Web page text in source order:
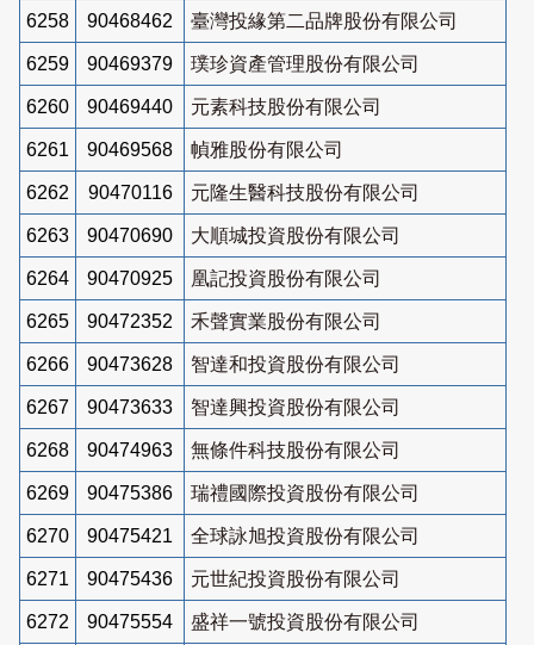
6258 90468462 臺灣投緣第二品牌股份有限公司
6259 90469379 璞珍資產管理股份有限公司
6260 90469440 元素科技股份有限公司
6261 90469568 幀雅股份有限公司
6262 90470116 元隆生醫科技股份有限公司
6263 90470690 大順城投資股份有限公司
6264 90470925 凰記投資股份有限公司
6265 90472352 禾聲實業股份有限公司
6266 90473628 智達和投資股份有限公司
6267 90473633 智達興投資股份有限公司
6268 90474963 無條件科技股份有限公司
6269 90475386 瑞禮國際投資股份有限公司
6270 90475421 全球詠旭投資股份有限公司
6271 90475436 元世紀投資股份有限公司
6272 90475554 盛祥一號投資股份有限公司